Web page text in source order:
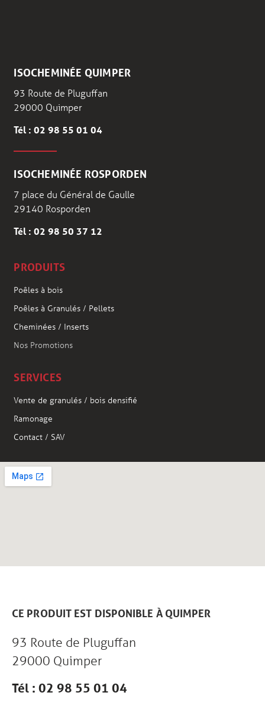
ISOCHEMINÉE QUIMPER
93 Route de Pluguffan
29000 Quimper
Tél : 02 98 55 01 04
ISOCHEMINÉE ROSPORDEN
7 place du Général de Gaulle
29140 Rosporden
Tél : 02 98 50 37 12
PRODUITS
Poêles à bois
Poêles à Granulés / Pellets
Cheminées / Inserts
Nos Promotions
SERVICES
Vente de granulés / bois densifié
Ramonage
Contact / SAV
CE PRODUIT EST DISPONIBLE À QUIMPER
93 Route de Pluguffan
29000 Quimper
Tél : 02 98 55 01 04